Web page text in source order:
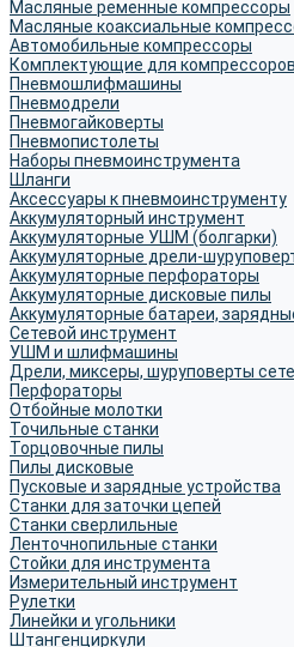
Масляные ременные компрессоры
Масляные коаксиальные
Автомобильные компрессоры
Комплектующие для компрессоров
Пневмошлифмашины
Пневмодрели
Пневмогайковерты
Пневмопистолеты
Наборы пневмоинструмента
Шланги
Аксессуары к пневмоинструменту
Аккумуляторный инструмент
Аккумуляторные УШМ (болгарки)
Аккумуляторные дрели-
Аккумуляторные перфораторы
Аккумуляторные дисковые пилы
Аккумуляторные батареи,
Сетевой инструмент
УШМ и шлифмашины
Дрели, миксеры, шуруповерты
Перфораторы
Отбойные молотки
Точильные станки
Торцовочные пилы
Пилы дисковые
Пусковые и зарядные устройства
Станки для заточки цепей
Станки сверлильные
Ленточнопильные станки
Стойки для инструмента
Измерительный инструмент
Рулетки
Линейки и угольники
Штангенциркули